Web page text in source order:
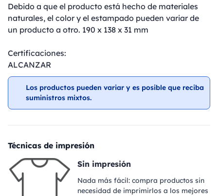
Debido a que el producto está hecho de materiales
naturales, el color y el estampado pueden variar de
un producto a otro. 190 x 138 x 31 mm
Certificaciones:
ALCANZAR
Los productos pueden variar y es posible que reciba
suministros mixtos.
Técnicas de impresión
Sin impresión
Nada más fácil: compra productos sin
necesidad de imprimirlos a los mejores